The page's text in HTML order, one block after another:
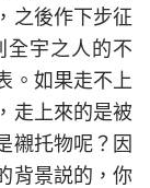
之後作下步征
全宇之人的不
。如果走不上
走上來的是被
襯托物呢？因
背景説的，你